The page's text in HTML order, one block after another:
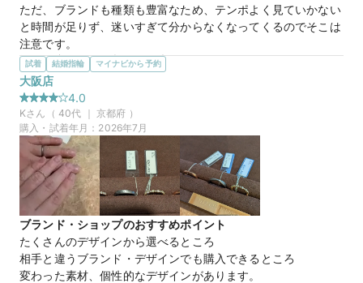
商品名 オーバルリング
価格帯
マイナビ限定
この店舗のおすすめ特典情報
WEB来店予約で、マイナビとBIJOUPIKOから ¥16,000分の電子マ
ネー＆金券プレゼント！
ただ、ブランドも種類も豊富なため、テンポよく見ていかない
と時間が足りず、迷いすぎて分からなくなってくるのでそこは
注意です。
選んだ商品を気に入った理由
圧倒的にデザインが好みでした。女性のリングはシンプルなも
のから華やかなものまでかなりたくさんありますが、男性のリ
ングは基本シンプルが多く、他のリングも似たようなものばか
りてす。が、このリングはカーブ感が特徴的で、あまり被らな
さそうなのが魅力的てした。
この店舗の良かったところ
入店時にスタッフ全員から挨拶があり、気持ちよく入店出来ま
した。
また、担当してくださったスタッフさんも非常に対応が良く、
一緒に悩んで選んでいただきました。内装も綺麗で、パート
ナーも目をキラキラさせながらリンクも店の雰囲気も楽しんで
いて満足です。
試着 結婚指輪 マイナビから予約
大阪店
4.0
Kさん（ 40代 ｜ 京都府 ）
購入・試着年月： 2026年7月
ブランド・ショップのおすすめポイント
たくさんのデザインから選べるところ
相手と違うブランド・デザインでも購入できるところ
変わった素材、個性的なデザインがあります。